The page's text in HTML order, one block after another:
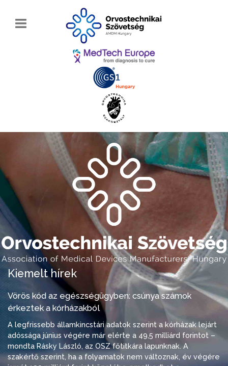
Kiemelt hírek
Vörös kód az egészségügyben: csúnya számok
érkeztek a kórházakból
A legfrissebb államkincstári adatok szerint a kórházak lejárt
adóssága június végére már elérte a 49,5 milliárd forintot –
mondta Rásky László, az OSZ főtitkára lapunknak. A
szakértő szerint, ha a folyamatok nem változnak, év végére